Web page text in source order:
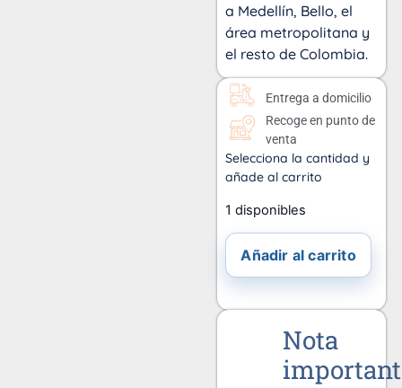
a Medellín, Bello, el
área metropolitana y
el resto de Colombia.
Entrega a domicilio
Recoge en punto de
venta
Selecciona la cantidad y
añade al carrito
1 disponibles
Añadir al carrito
Nota